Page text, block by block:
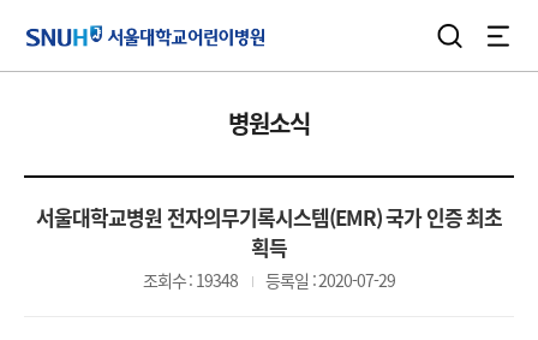
검색
병원소식
서울대학교병원 전자의무기록시스템(EMR) 국가 인증 최초
획득
조회수 : 19348 등록일 : 2020-07-29